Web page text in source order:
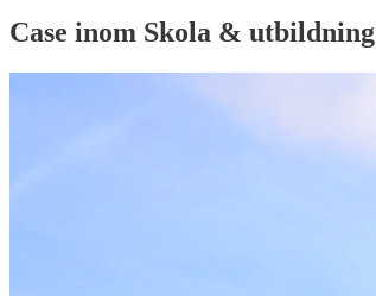
Case inom Skola & utbildning